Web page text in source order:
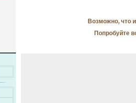
Возможно, что
Попробуйте